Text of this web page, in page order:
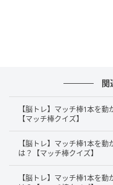
関
【脳トレ】マッチ棒1本を
【マッチ棒クイズ】
【脳トレ】マッチ棒1本を
は？【マッチ棒クイズ】
【脳トレ】マッチ棒1本を